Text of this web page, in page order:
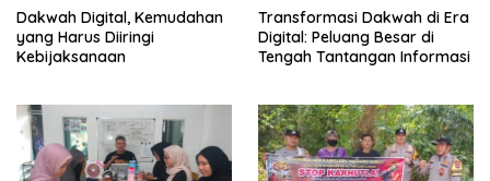
Dakwah Digital, Kemudahan
yang Harus Diiringi
Kebijaksanaan
Transformasi Dakwah di Era
Digital: Peluang Besar di
Tengah Tantangan Informasi